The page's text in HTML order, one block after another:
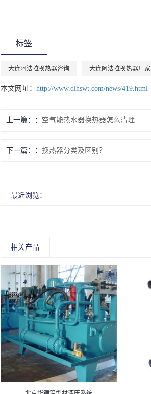
标签
大连阿法拉换热器咨询 大连阿法拉换热器厂家
本文网址： http://www.dlhswt.com/news/419.html
上一篇： 空气能热水器换热器怎么清理
下一篇： 换热器分类及区别？
最近浏览：
相关产品